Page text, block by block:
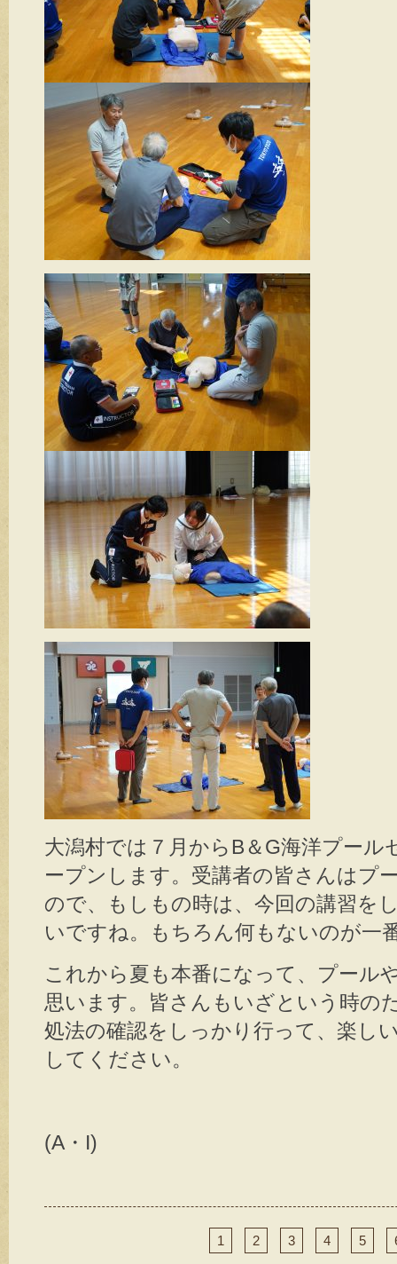
大潟村では７月からB＆G海洋プール
ープンします。受講者の皆さんはプ
ので、もしもの時は、今回の講習を
いですね。もちろん何もないのが一
これから夏も本番になって、プール
思います。皆さんもいざという時の
処法の確認をしっかり行って、楽し
してください。
(A・I)
1 2 3 4 5